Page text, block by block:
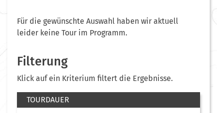
Für die gewünschte Auswahl haben wir aktuell
leider keine Tour im Programm.
Filterung
Klick auf ein Kriterium filtert die Ergebnisse.
TOURDAUER